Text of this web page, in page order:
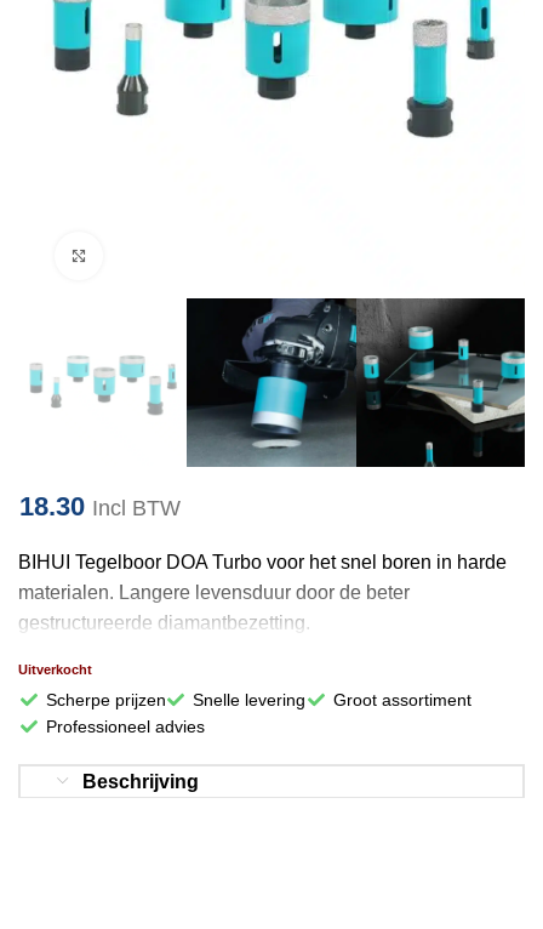
18.30 Incl BTW
BIHUI Tegelboor DOA Turbo voor het snel boren in harde
materialen. Langere levensduur door de beter
gestructureerde diamantbezetting.
Uitverkocht
Scherpe prijzen Snelle levering
Groot assortiment
Professioneel advies
Beschrijving